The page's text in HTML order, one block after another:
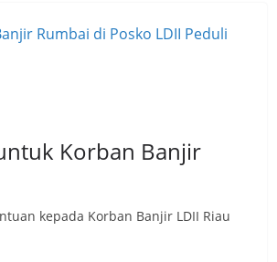
Korban Banjir
kepada Korban Banjir LDII Riau